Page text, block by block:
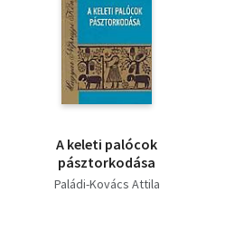
A keleti palócok
pásztorkodása
Paládi-Kovács Attila